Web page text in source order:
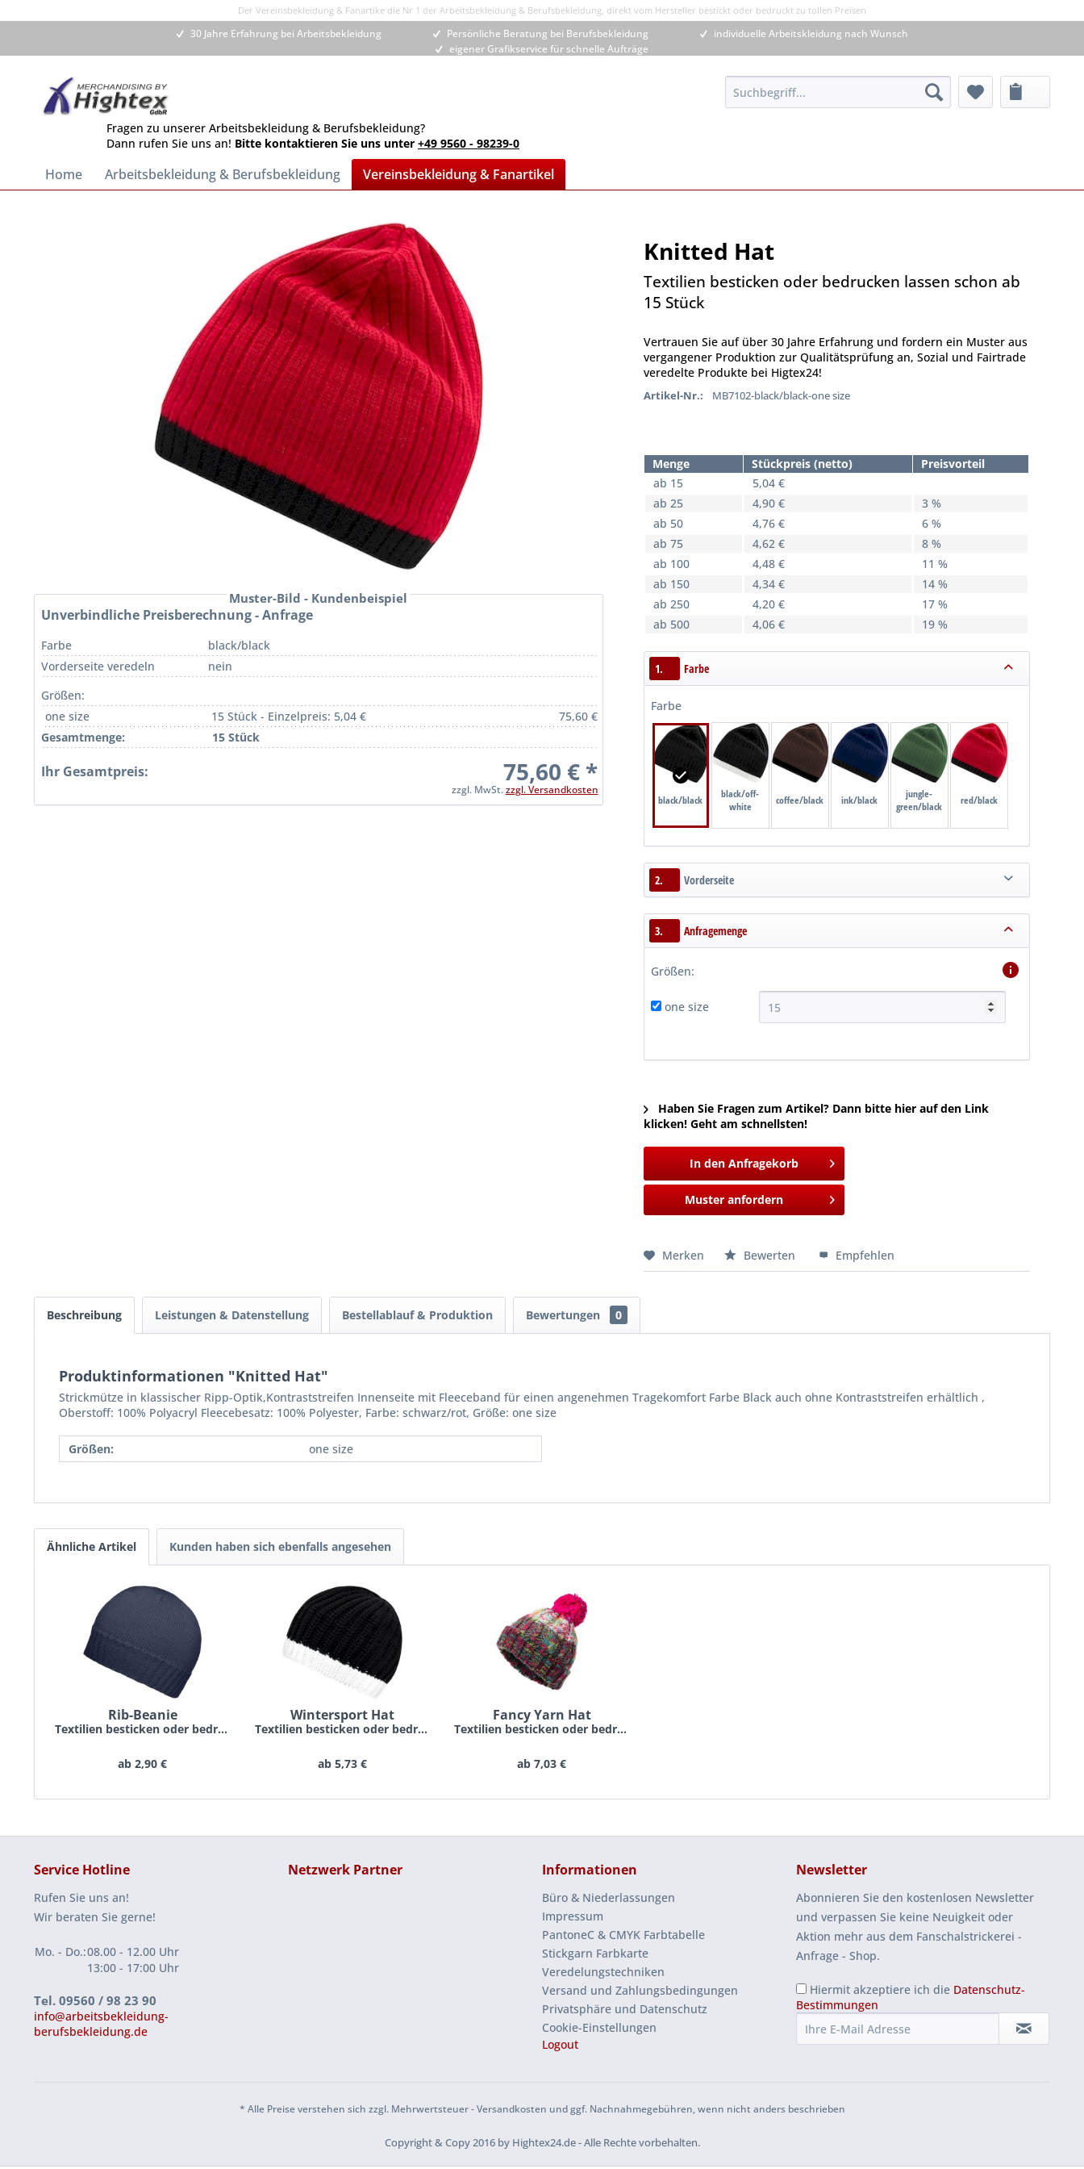
Der Vereinsbekleidung & Fanartike die Nr 1 der Arbeitsbekleidung & Berufsbekleidung, direkt vom Hersteller bestickt oder bedruckt zu tollen Preisen
30 Jahre Erfahrung bei Arbeitsbekleidung Persönliche Beratung bei Berufsbekleidung
individuelle Arbeitskleidung nach Wunsch
eigener Grafikservice für schnelle Aufträge
Fragen zu unserer Arbeitsbekleidung & Berufsbekleidung?
Dann rufen Sie uns an! Bitte kontaktieren Sie uns unter +49 9560 - 98239-0
Home Arbeitsbekleidung & Berufsbekleidung Vereinsbekleidung & Fanartikel
Muster-Bild - Kundenbeispiel
Unverbindliche Preisberechnung - Anfrage
Farbe
black/black
Vorderseite veredeln
nein
Größen:
one size
15 Stück - Einzelpreis: 5,04 €
75,60 €
Gesamtmenge:
15 Stück
Ihr Gesamtpreis: 75,60 € *
zzgl. MwSt.zzgl. Versandkosten
Knitted Hat
Textilien besticken oder bedrucken lassen schon ab
15 Stück
Vertrauen Sie auf über 30 Jahre Erfahrung und fordern ein Muster aus
vergangener Produktion zur Qualitätsprüfung an, Sozial und Fairtrade
veredelte Produkte bei Higtex24!
Artikel-Nr.: MB7102-black/black-one size
Menge Stückpreis (netto)
Preisvorteil
ab 15
5,04 €
ab 25
4,90 €
3 %
ab 50
4,76 €
6 %
ab 75
4,62 €
8 %
ab 100
4,48 €
11 %
ab 150
4,34 €
14 %
ab 250
4,20 €
17 %
ab 500
4,06 € 19 %
1. Farbe
Farbe
black/black
black/off-
white
coffee/black ink/black
jungle-
green/black
red/black
2. Vorderseite
3. Anfragemenge
Größen:
one size
Haben Sie Fragen zum Artikel? Dann bitte hier auf den Link
klicken! Geht am schnellsten!
In den Anfragekorb
Muster anfordern
Merken Bewerten Empfehlen
Beschreibung Leistungen & Datenstellung Bestellablauf & Produktion Bewertungen 0
Produktinformationen "Knitted Hat"
Strickmütze in klassischer Ripp-Optik,Kontraststreifen Innenseite mit Fleeceband für einen angenehmen Tragekomfort Farbe Black auch ohne Kontraststreifen erhältlich ,
Oberstoff: 100% Polyacryl Fleecebesatz: 100% Polyester, Farbe: schwarz/rot, Größe: one size
Größen: one size
Ähnliche Artikel Kunden haben sich ebenfalls angesehen
Rib-Beanie
Textilien besticken oder bedrucken lassen schon...
ab 2,90 €
Wintersport Hat
Textilien besticken oder bedrucken lassen schon...
ab 5,73 €
Fancy Yarn Hat
Textilien besticken oder bedrucken lassen schon...
ab 7,03 €
Service Hotline
Rufen Sie uns an!
Wir beraten Sie gerne!
Mo. - Do.:08.00 - 12.00 Uhr
13:00 - 17:00 Uhr
Tel. 09560 / 98 23 90
info@arbeitsbekleidung-
berufsbekleidung.de
Netzwerk Partner Informationen
Büro & Niederlassungen
Impressum
PantoneC & CMYK Farbtabelle
Stickgarn Farbkarte
Veredelungstechniken
Versand und Zahlungsbedingungen
Privatsphäre und Datenschutz
Cookie-Einstellungen
Logout
Newsletter
Abonnieren Sie den kostenlosen Newsletter
und verpassen Sie keine Neuigkeit oder
Aktion mehr aus dem Fanschalstrickerei -
Anfrage - Shop.
Hiermit akzeptiere ich die Datenschutz-
Bestimmungen
* Alle Preise verstehen sich zzgl. Mehrwertsteuer - Versandkosten und ggf. Nachnahmegebühren, wenn nicht anders beschrieben
Copyright & Copy 2016 by Hightex24.de - Alle Rechte vorbehalten.